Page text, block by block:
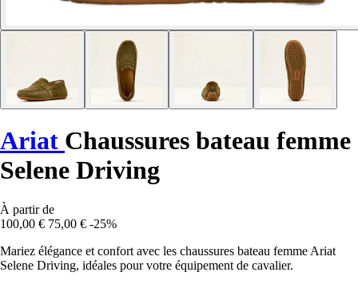
Ariat Chaussures bateau femme
Selene Driving
À partir de
100,00 € 75,00 € -25%
Mariez élégance et confort avec les chaussures bateau femme Ariat
Selene Driving, idéales pour votre équipement de cavalier.